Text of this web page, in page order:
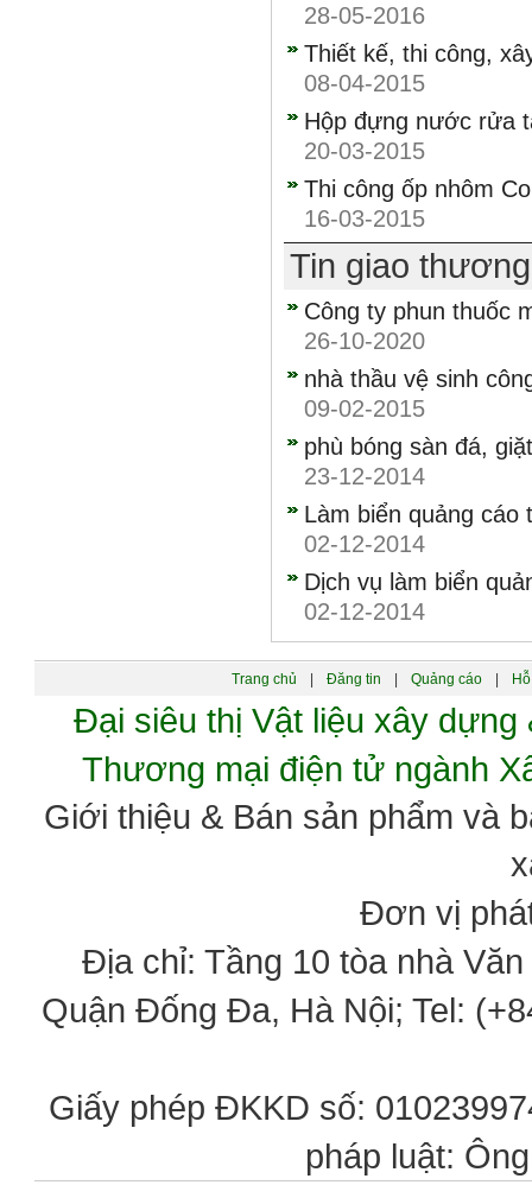
28-05-2016
Thiết kế, thi công,
08-04-2015
Hộp đựng nước rửa
20-03-2015
Thi công ốp nhôm
16-03-2015
Tin giao
Công ty phun thuốc
26-10-2020
nhà thầu vệ sinh
09-02-2015
phù bóng sàn đá,
23-12-2014
Làm biển quảng cáo
02-12-2014
Dịch vụ làm biển
02-12-2014
Trang chủ Đăng tin Quảng cáo
Đại siêu thị Vật liệu xây
Thương mại điện tử ngành
Giới thiệu & Bán sản phẩm và
Đơn vị
Địa chỉ: Tầng 10 tòa nhà
Quận Đống Đa, Hà Nội; Tel:
Giấy phép ĐKKD số:
pháp luật: